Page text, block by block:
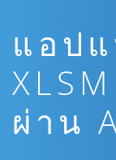
แอปแ
ผ่าน